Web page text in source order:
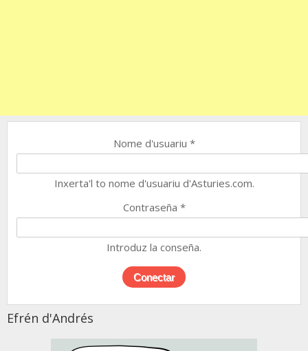
Nome d'usuariu *
Inxerta'l to nome d'usuariu d'Asturies.com.
Contraseña *
Introduz la conseña.
Efrén d'Andrés